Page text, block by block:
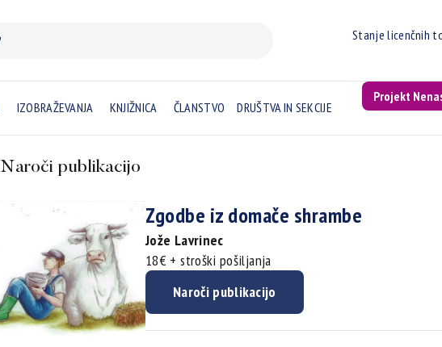
Stanje licenčnih
IZOBRAŽEVANJA KNJIŽNICA ČLANSTVO DRUŠTVA IN SEKCIJE
Projekt
Naroči publikacijo
Zgodbe iz domače shrambe
Jože Lavrinec
18€ + stroški pošiljanja
Naroči publikacijo